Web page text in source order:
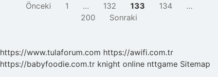
YAZI
SAYFALAMASI
Önceki 1 … 132 133 134
…
200
Sonraki
https://www.tulaforum.com https://awifi.com.tr
https://babyfoodie.com.tr knight online nttgame Sitemap